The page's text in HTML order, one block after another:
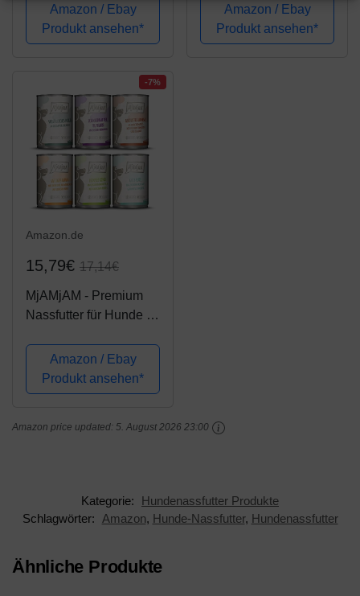
Zucchini & Möhren] |
Nassfutter für Hunde |
Feuchtfutter Alleinfutter
Amazon / Ebay
Produkt ansehen*
Pack x 300g
Amazon / Ebay
Produkt ansehen*
-7%
Amazon.de
15,79€ 17,14€
MjAMjAM - Premium
Nassfutter für Hunde -
& Ente, Rind, Pute,
Kalb, Truthahn, Lamm,
6er Pack (6 x 400 g),
viel...
Amazon / Ebay
Produkt ansehen*
Amazon price updated: 5. August 2026 23:00
Kategorie:
Hundenassfutter Produkte
Schlagwörter:
Amazon, Hunde-Nassfutter, Hundenassfutter
Ähnliche Produkte